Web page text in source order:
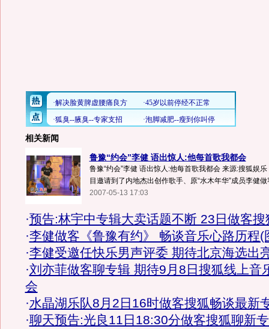
相关新闻
鲁豫“约会”李健 语出惊人:他每首歌我都会
鲁豫“约会”李健 语出惊人:他每首歌我都会 来源:搜狐娱
目邀请到了内地杰出创作歌手、原“水木年华”成员李健做
2007-05-13 17:03
·预告:林宇中专辑大卖话题不断 23日做客搜
·李健做客《鲁豫有约》 畅谈音乐心路历程(
·李健受邀任快乐男声评委 期待北京海选出
·刘亦菲做客聊专辑 期待9月8日搜狐线上音
会
·水晶湖乐队8月2日16时做客搜狐畅谈最新
·聊天预告:光良11日18:30分做客搜狐聊新